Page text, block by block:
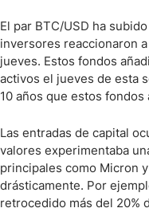
El par BTC/USD ha
inversores reaccionaron
jueves. Estos fondos
activos el jueves de esta
10 años que estos
Las entradas de capital
valores experimentaba
principales como Micron
drásticamente. Por
retrocedido más del 20%